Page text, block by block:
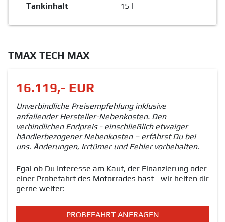
Tankinhalt 15 l
TMAX TECH MAX
16.119,- EUR
Unverbindliche Preisempfehlung inklusive
anfallender Hersteller-Nebenkosten. Den
verbindlichen Endpreis - einschließlich etwaiger
händlerbezogener Nebenkosten – erfährst Du bei
uns. Änderungen, Irrtümer und Fehler vorbehalten.
Egal ob Du Interesse am Kauf, der Finanzierung oder
einer Probefahrt des Motorrades hast - wir helfen dir
gerne weiter:
PROBEFAHRT ANFRAGEN